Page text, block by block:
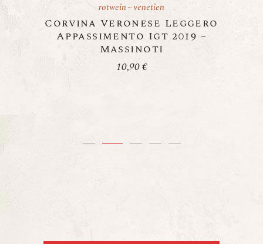
Leggero
Igt 2019 –
ripasso rondinella rotwein
venetien
Valpolicella
Classico Superiore
2018 – Massinoti